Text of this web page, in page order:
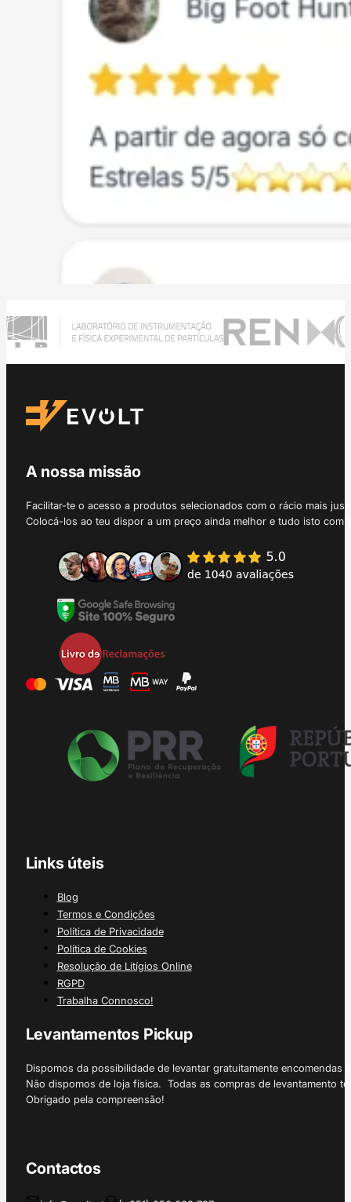
A nossa missão
Facilitar-te o acesso a produtos selecionados com o rácio mais
Colocá-los ao teu dispor a um preço ainda melhor e tudo isto
Links úteis
Blog
Termos e Condições
Política de Privacidade
Política de Cookies
Resolução de Litígios Online
RGPD
Trabalha Connosco!
Levantamentos Pickup
Dispomos da possibilidade de levantar gratuitamente
Não dispomos de loja física. Todas as compras de levantamento
Obrigado pela compreensão!
Contactos